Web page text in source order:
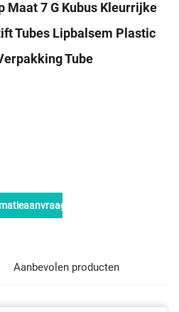
Maat 7 G Kubus Kleurrijke
Tubes Lipbalsem Plastic
Tube
Aanbevolen producten